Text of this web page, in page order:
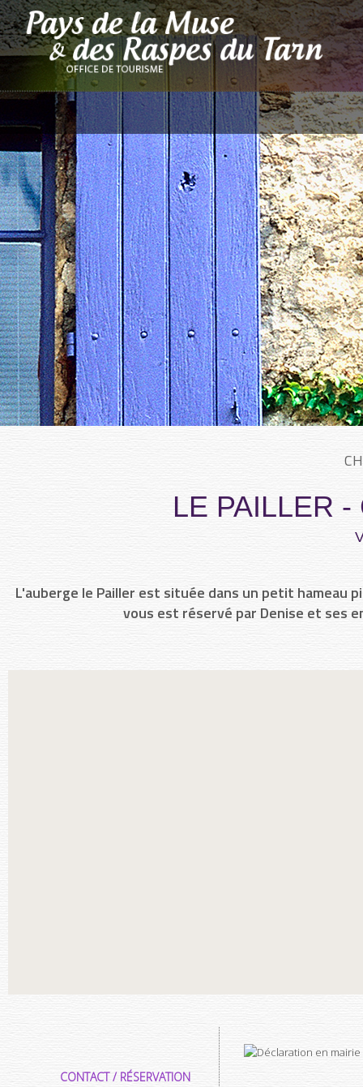
LE PAILLER
L'auberge le Pailler est située dans un petit hameau
vous est réservé par Denise et ses
CONTACT / RÉSERVATION